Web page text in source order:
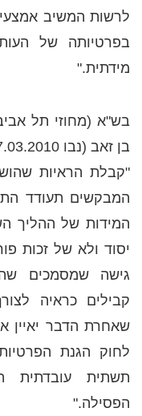
לרשות המשיב
בפרטיותה של
מידתית."
בן זאב (נבו 17.03.2010):
"קבלת הראיות
המבקשים תעודד
המידות של ההליך
יסוד ולא של זכות
גישה שמסמכים
קבילים כראיה
לחוק הגנת
תשתית עובדתית
הפסילה."